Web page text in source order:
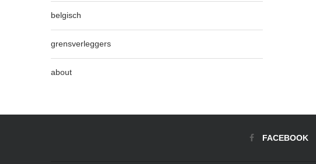
belgisch
grensverleggers
about
FACEBOOK